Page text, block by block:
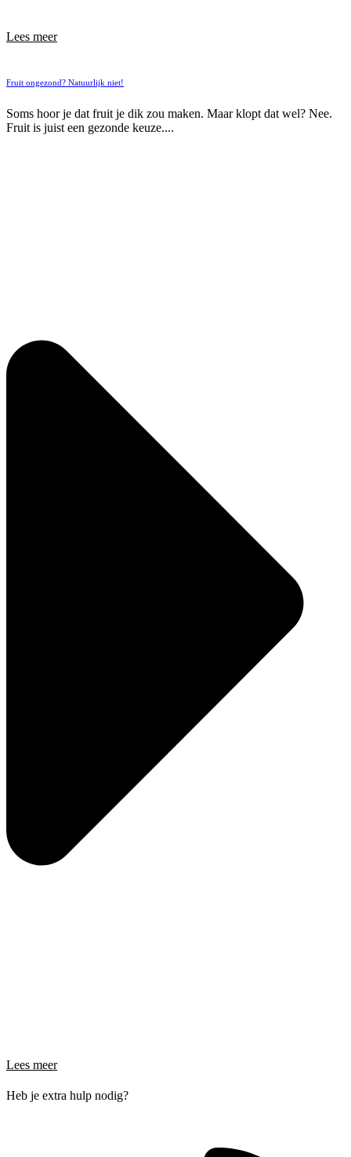
Lees meer
Fruit ongezond? Natuurlijk niet!
Soms hoor je dat fruit je dik zou maken. Maar klopt dat wel? Nee.
Fruit is juist een gezonde keuze....
Lees meer
Heb je extra hulp nodig?